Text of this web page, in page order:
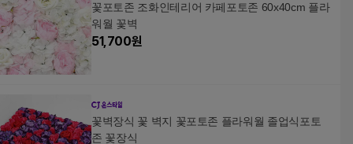
꽃포토존 조화인테리어 카페포토존 60x40cm 플라
워월 꽃벽
51,700원
꽃벽장식 꽃 벽지 꽃포토존 플라워월 졸업식포토
존 꽃장식